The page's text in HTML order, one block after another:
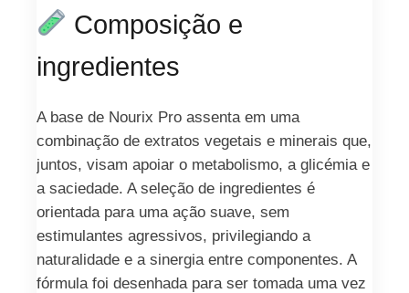
Composição e
ingredientes
A base de Nourix Pro assenta em uma
combinação de extratos vegetais e minerais que,
juntos, visam apoiar o metabolismo, a glicémia e
a saciedade. A seleção de ingredientes é
orientada para uma ação suave, sem
estimulantes agressivos, privilegiando a
naturalidade e a sinergia entre componentes. A
fórmula foi desenhada para ser tomada uma vez